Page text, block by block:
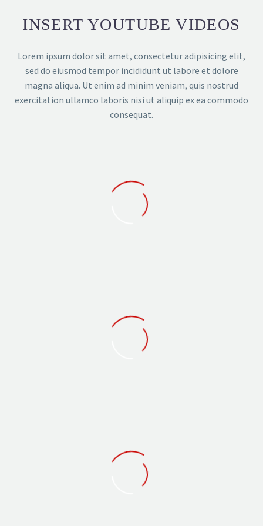
INSERT YOUTUBE VIDEOS
Lorem ipsum dolor sit amet, consectetur adipisicing elit,
sed do eiusmod tempor incididunt ut labore et dolore
magna aliqua. Ut enim ad minim veniam, quis nostrud
exercitation ullamco laboris nisi ut aliquip ex ea commodo
consequat.
0
Likes
0
Reviews